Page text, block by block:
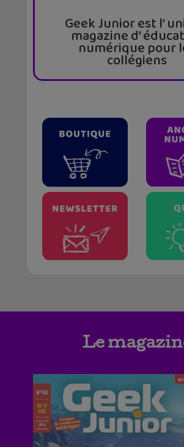
Geek Junior est l’
magazine d’
numérique pour
collégiens
Le